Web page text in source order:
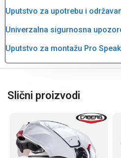
Uputstvo za upotrebu i
Univerzalna sigurnosna
Uputstvo za montažu Pro
Slični proizvodi